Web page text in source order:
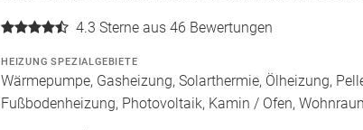
4.3 Sterne aus 46 Bewertungen
HEIZUNG SPEZIALGEBIETE
Wärmepumpe, Gasheizung, Solarthermie, Ölheizung,
Fußbodenheizung, Photovoltaik, Kamin / Ofen,